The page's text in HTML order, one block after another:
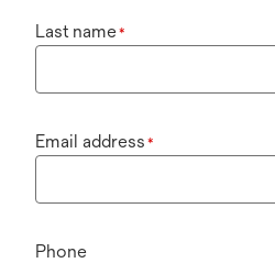
Last name*
Email address *
Phone